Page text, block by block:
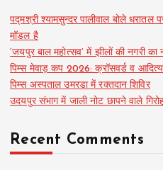
पद्मश्री श्यामसुन्दर पालीवाल बोले धरातल
मॉडल है
‘जयपुर बाल महोत्सव’ में झीलों की नगरी
पिम्स मेवाड़ कप 2026: क्रॉसवर्ड व
पिम्स अस्पताल उमरडा में रक्तदान शिविर
उदयपुर संभाग में जाली नोट छापने वाले
Recent Comments